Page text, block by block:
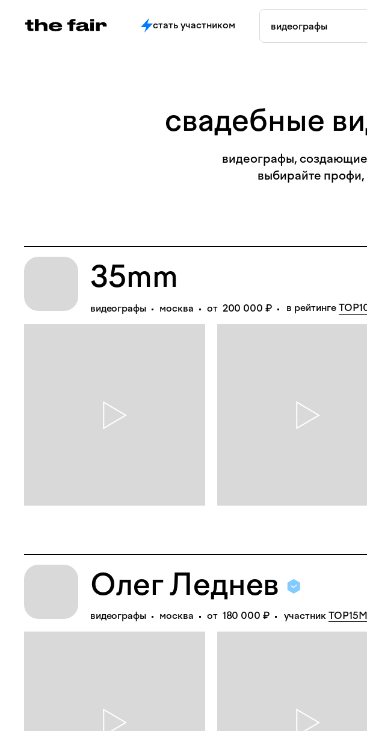
стать участником
свадебные
видеографы,
выбирайте профи,
35mm
видеографы москва от 200 000 ₽ в рейтинге
Олег Леднев
видеографы москва от 180 000 ₽ участник